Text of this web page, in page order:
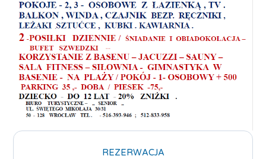
REZERWACJA